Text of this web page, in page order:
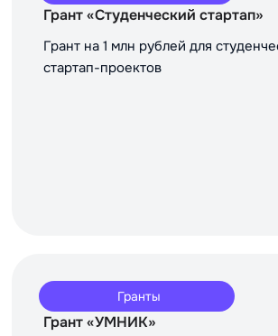
Грант «Студенческий стартап»
Грант на 1 млн рублей для
стартап-проектов
Гранты
Грант «УМНИК»